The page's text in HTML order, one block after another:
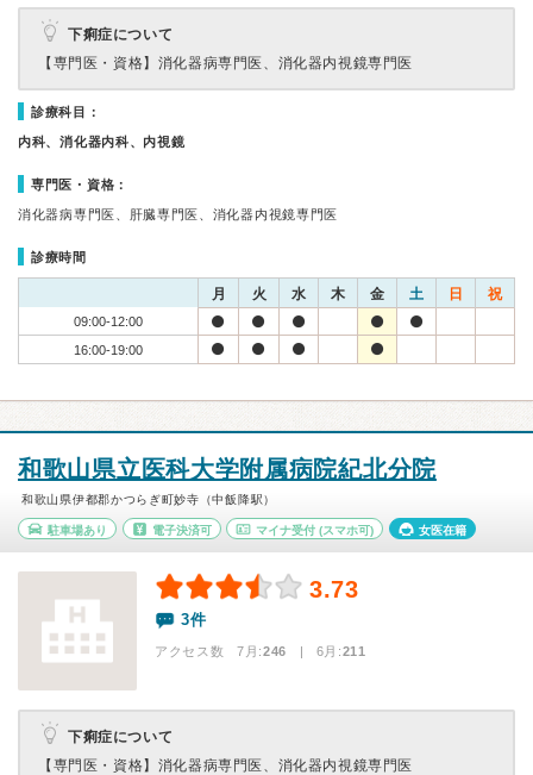
下痢症について
【専門医・資格】 消化器病専門医、消化器内視鏡専門医
診療科目：
内科、消化器内科、内視鏡
専門医・資格：
消化器病専門医、肝臓専門医、消化器内視鏡専門医
診療時間
月 火 水 木 金 土 日 祝
09:00-12:00
16:00-19:00
和歌山県立医科大学附属病院紀北分院
和歌山県伊都郡かつらぎ町妙寺（中飯降駅）
駐車場あり 電子決済可 マイナ受付 (スマホ可) 女医在籍
3.73
3件
アクセス数 7月:246 | 6月:211
下痢症について
【専門医・資格】 消化器病専門医、消化器内視鏡専門医